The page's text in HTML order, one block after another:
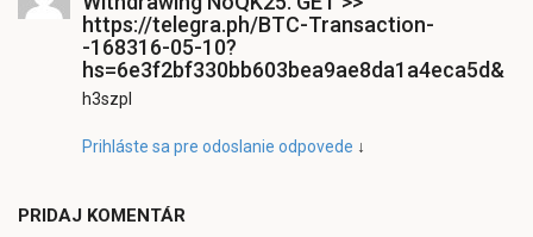
https://telegra.ph/BTC-Transaction-
-168316-05-10?
hs=6e3f2bf330bb603bea9ae8da1a4eca5d&
h3szpl
Prihláste sa pre odoslanie odpovede ↓
PRIDAJ KOMENTÁR